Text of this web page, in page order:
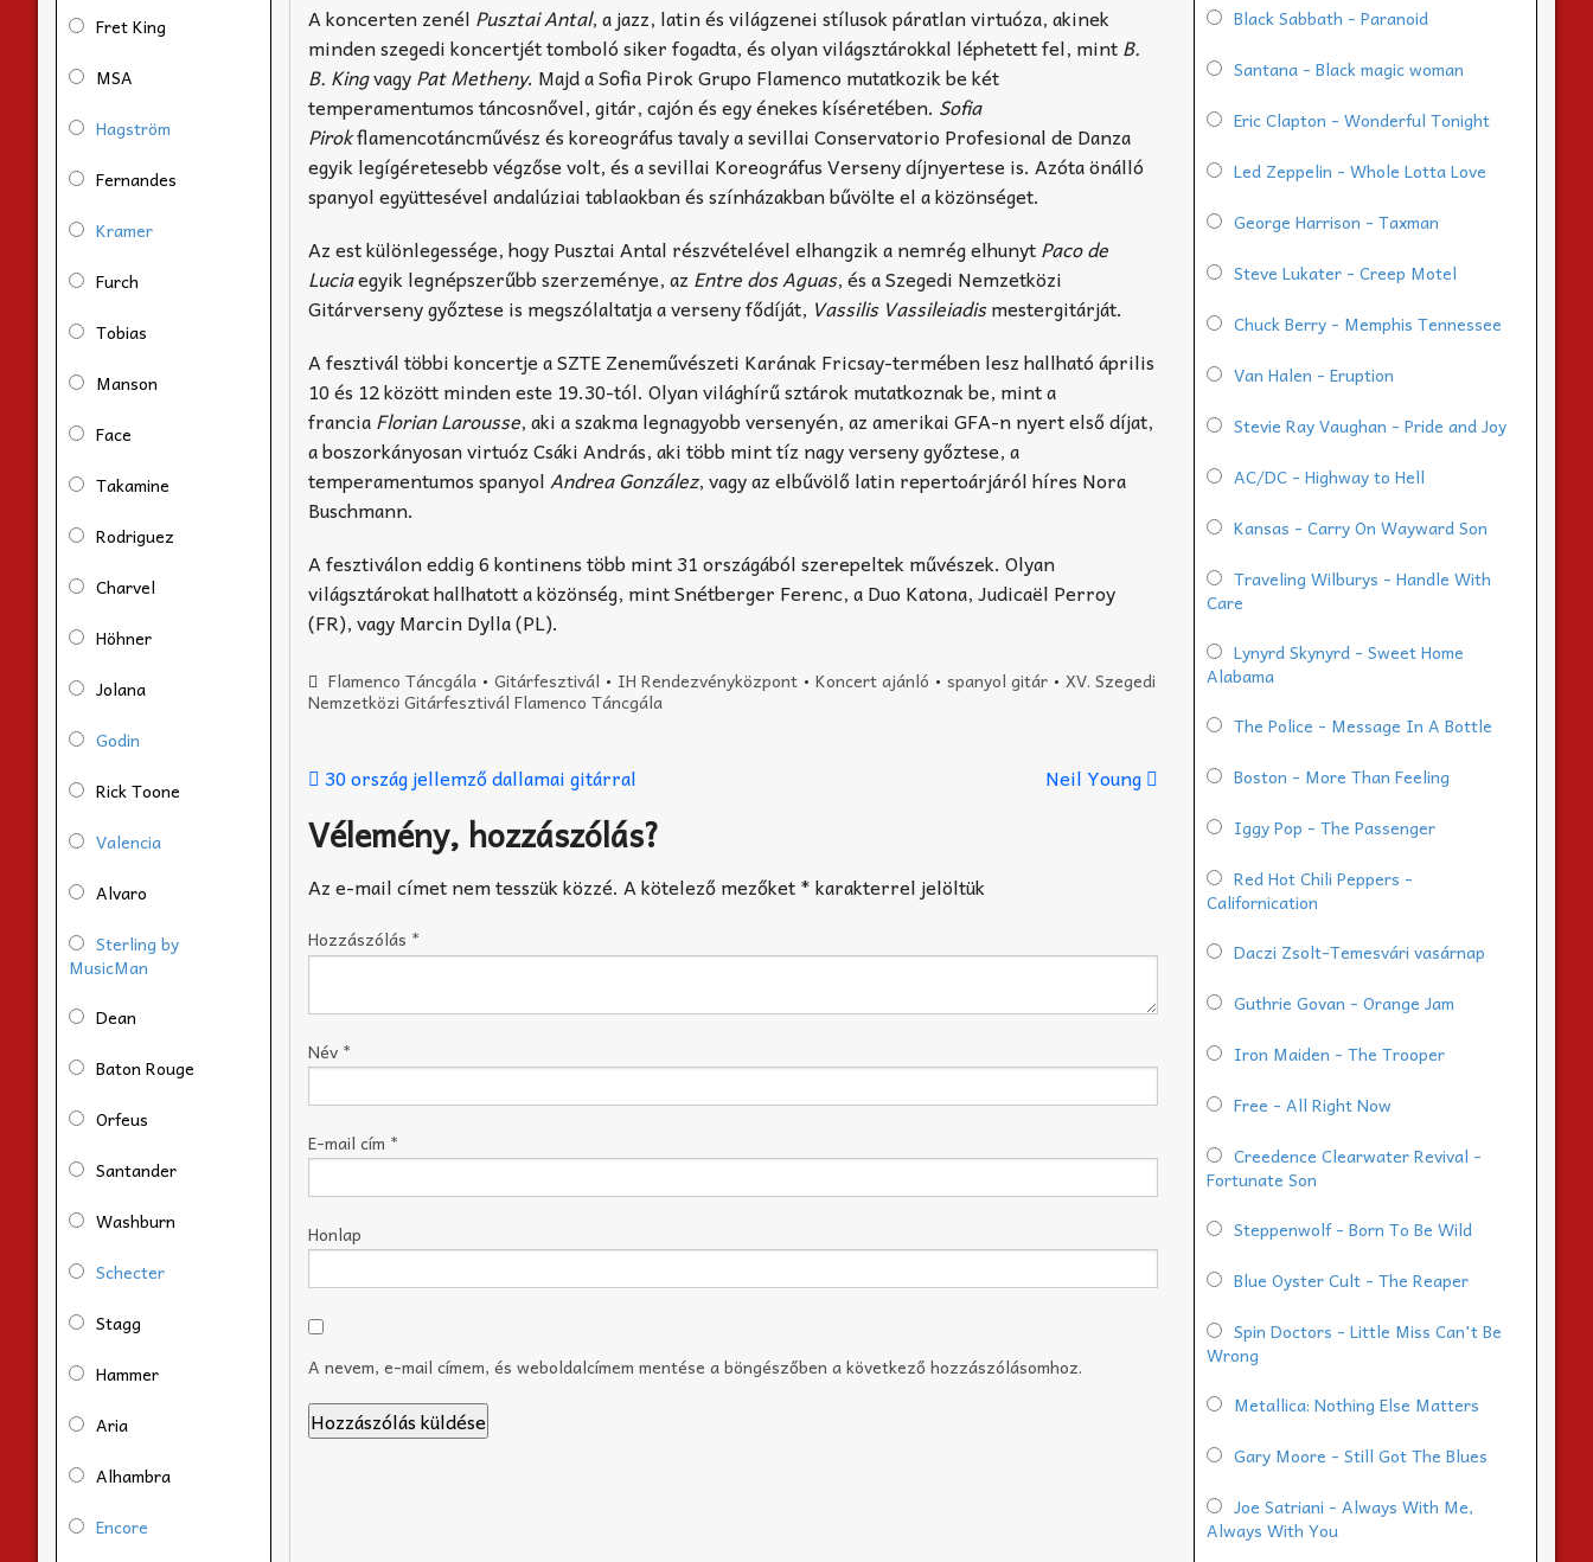
A koncerten zenél Pusztai Antal, a jazz, latin és világzenei stílusok páratlan virtuóza, akinek
minden szegedi koncertjét tomboló siker fogadta, és olyan világsztárokkal léphetett fel, mintB.
B. KingvagyPat Metheny. Majd a Sofia Pirok Grupo Flamenco mutatkozik be két
temperamentumos táncosnővel, gitár, cajón és egy énekes kíséretében. Sofia
Pirokflamencotáncművész és koreográfus tavaly a sevillai Conservatorio Profesional de Danza
egyik legígéretesebb végzőse volt, és a sevillai Koreográfus Verseny díjnyertese is. Azóta önálló
spanyol együttesével andalúziai tablaokban és színházakban bűvölte el a közönséget.
Az est különlegessége, hogy Pusztai Antal részvételével elhangzik a nemrég elhunytPaco de
Luciaegyik legnépszerűbb szerzeménye, az Entre dos Aguas, és a Szegedi Nemzetközi
Gitárverseny győztese is megszólaltatja a verseny fődíját, Vassilis Vassileiadismestergitárját.
A fesztivál többi koncertje a SZTE Zeneművészeti Karának Fricsay-termében lesz hallható április
10 és 12 között minden este 19.30-tól. Olyan világhírű sztárok mutatkoznak be, mint a
franciaFlorian Larousse, aki a szakma legnagyobb versenyén, az amerikai GFA-n nyert első díjat,
a boszorkányosan virtuóz Csáki András, aki több mint tíz nagy verseny győztese, a
temperamentumos spanyolAndrea González, vagy az elbűvölő latin repertoárjáról híres Nora
Buschmann.
A fesztiválon eddig 6 kontinens több mint 31 országából szerepeltek művészek. Olyan
világsztárokat hallhatott a közönség, mint Snétberger Ferenc, a Duo Katona, Judicaël Perroy
(FR), vagy Marcin Dylla (PL).
Flamenco Táncgála• Gitárfesztivál • IH Rendezvényközpont• Koncert ajánló • spanyol gitár• XV. Szegedi
Nemzetközi Gitárfesztivál Flamenco Táncgála
30 ország jellemző dallamai gitárral Neil Young
Vélemény, hozzászólás?
Az e-mail címet nem tesszük közzé. A kötelező mezőket*karakterrel jelöltük
Hozzászólás *
Név *
E-mail cím *
Honlap
A nevem, e-mail címem, és weboldalcímem mentése a böngészőben a következő hozzászólásomhoz.
Fret King
MSA
Hagström
Fernandes
Kramer
Furch
Tobias
Manson
Face
Takamine
Rodriguez
Charvel
Höhner
Jolana
Godin
Rick Toone
Valencia
Alvaro
Sterling by
MusicMan
Dean
Baton Rouge
Orfeus
Santander
Washburn
Schecter
Stagg
Hammer
Aria
Alhambra
Encore
Black Sabbath - Paranoid
Santana - Black magic woman
Eric Clapton - Wonderful Tonight
Led Zeppelin - Whole Lotta Love
George Harrison - Taxman
Steve Lukater - Creep Motel
Chuck Berry - Memphis Tennessee
Van Halen - Eruption
Stevie Ray Vaughan - Pride and Joy
AC/DC - Highway to Hell
Kansas - Carry On Wayward Son
Traveling Wilburys - Handle With
Care
Lynyrd Skynyrd - Sweet Home
Alabama
The Police - Message In A Bottle
Boston - More Than Feeling
Iggy Pop - The Passenger
Red Hot Chili Peppers -
Californication
Daczi Zsolt-Temesvári vasárnap
Guthrie Govan - Orange Jam
Iron Maiden - The Trooper
Free - All Right Now
Creedence Clearwater Revival -
Fortunate Son
Steppenwolf - Born To Be Wild
Blue Oyster Cult - The Reaper
Spin Doctors - Little Miss Can't Be
Wrong
Metallica: Nothing Else Matters
Gary Moore - Still Got The Blues
Joe Satriani - Always With Me,
Always With You